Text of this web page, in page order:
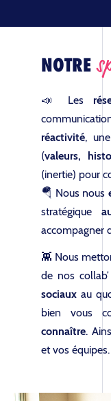
NOTRE
📣 Les
réactivité,
(valeurs,
(inertie) pour
🪂 Nous nous
stratégique
accompagner
👾 Nous
de nos
sociaux au
bien vous
connaître.
et vos